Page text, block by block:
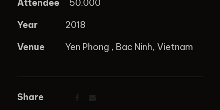
Attendee
50.000
Year
2018
Venue
Yen Phong , Bac Ninh, Vietnam
Share